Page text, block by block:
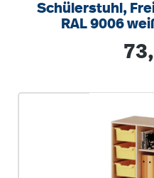
Schülerstuhl,
RAL 9006